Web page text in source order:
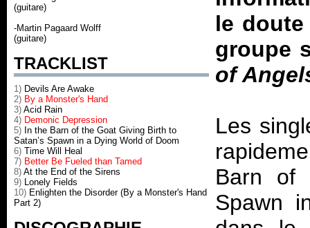
(guitare)
-Martin Pagaard Wolff
(guitare)
TRACKLIST
1) Devils Are Awake
2) By a Monster's Hand
3) Acid Rain
4) Demonic Depression
5) In the Barn of the Goat Giving Birth to
Satan’s Spawn in a Dying World of Doom
6) Time Will Heal
7) Better Be Fueled than Tamed
8) At the End of the Sirens
9) Lonely Fields
10) Enlighten the Disorder (By a Monster's Hand
Part 2)
le
groupe
of
Les
Barn of
Spawn